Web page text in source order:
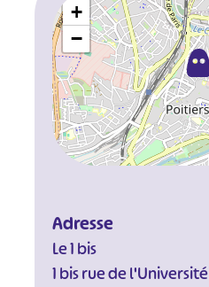
+
−
Adresse
Le 1 bis
1 bis rue de l'Université